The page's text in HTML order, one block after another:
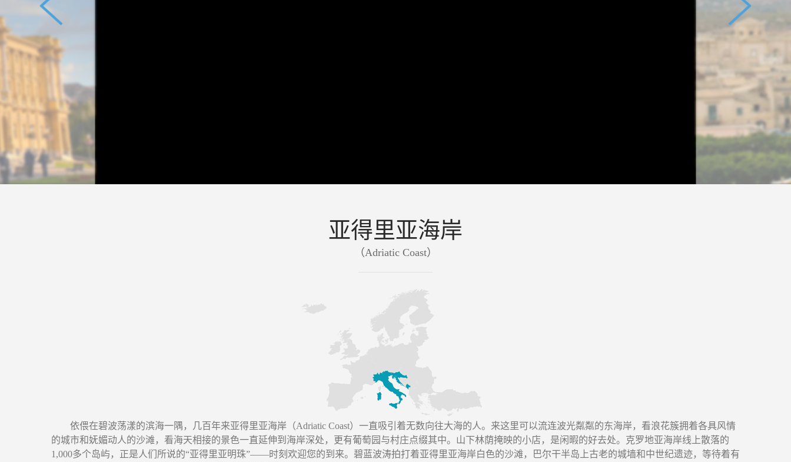
亚得里亚海岸
（Adriatic Coast）
依偎在碧波荡漾的滨海一隅，几百年来亚得里亚海岸（Adriatic Coast）一直吸引着无数向往大海的人。来这里可以流连波光粼粼的东海岸，看浪花簇拥着各具风情
的城市和妩媚动人的沙滩，看海天相接的景色一直延伸到海岸深处，更有葡萄园与村庄点缀其中。山下林荫掩映的小店，是闲暇的好去处。克罗地亚海岸线上散落的
1,000多个岛屿，正是人们所说的“亚得里亚明珠”——时刻欢迎您的到来。碧蓝波涛拍打着亚得里亚海岸白色的沙滩，巴尔干半岛上古老的城墙和中世纪遗迹，等待着有